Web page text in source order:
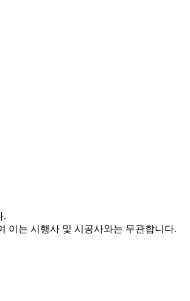
.
이는 시행사 및 시공사와는 무관합니다.